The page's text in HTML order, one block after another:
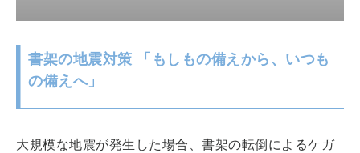
書架の地震対策 「もしもの備えから、いつも
の備えへ」
大規模な地震が発生した場合、書架の転倒によるケガ